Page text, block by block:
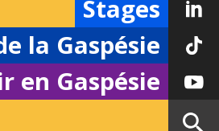
Stages
la Gaspésie
en Gaspésie